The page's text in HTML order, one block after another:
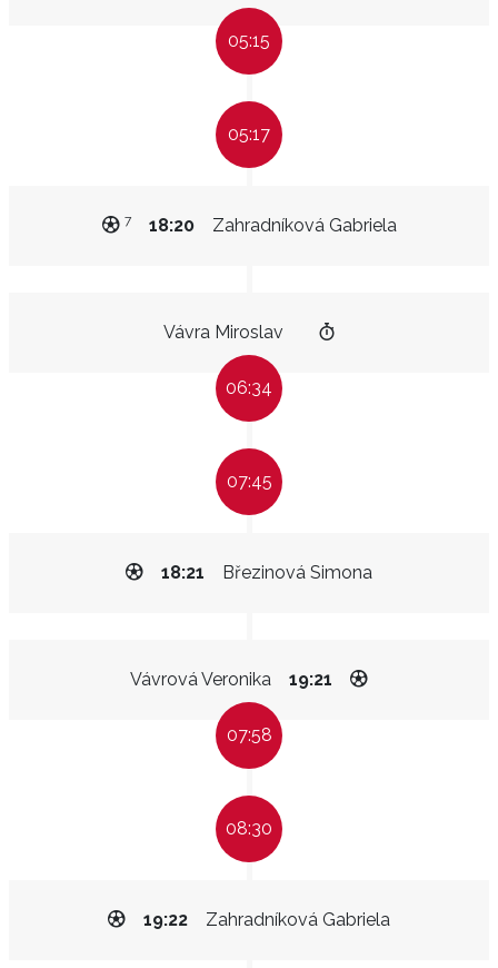
05:15
05:17
Zahradníková Gabriela
18:20
7
Vávra Miroslav
06:34
07:45
Březinová Simona
18:21
Vávrová Veronika 19:21
07:58
08:30
Zahradníková Gabriela
19:22